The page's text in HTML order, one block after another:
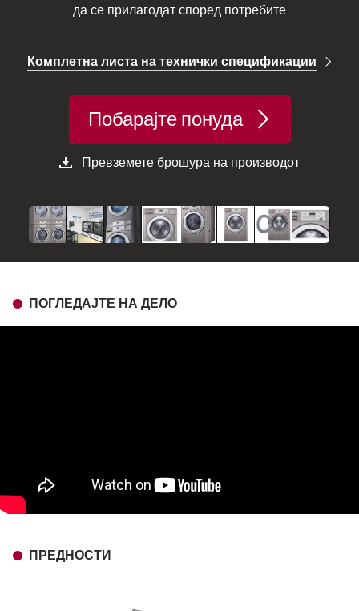
да се прилагодат според потребите
Комплетна листа на технички спецификации
Побарајте понуда
Превземете брошура на производот
ПОГЛЕДАЈТЕ НА ДЕЛО
ПРЕДНОСТИ